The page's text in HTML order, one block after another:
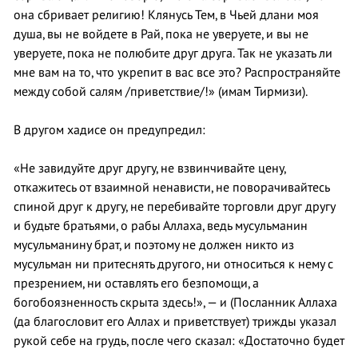
она сбривает религию! Клянусь Тем, в Чьей длани моя
душа, вы не войдете в Рай, пока не уверуете, и вы не
уверуете, пока не полюбите друг друга. Так не указать ли
мне вам на то, что укрепит в вас все это? Распространяйте
между собой салям /приветствие/!» (имам Тирмизи).
В другом хадисе он предупредил:
«Не завидуйте друг другу, не взвинчивайте цену,
откажитесь от взаимной ненависти, не поворачивайтесь
спиной друг к другу, не перебивайте торговли друг другу
и будьте братьями, о рабы Аллаха, ведь мусульманин
мусульманину брат, и поэтому не должен никто из
мусульман ни притеснять другого, ни относиться к нему с
презрением, ни оставлять его безпомощи, а
богобоязненность скрыта здесь!», — и (Посланник Аллаха
(да благословит его Аллах и приветствует) трижды указал
рукой себе на грудь, после чего сказал: «Достаточно будет